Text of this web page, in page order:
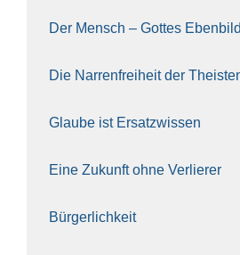
Der Mensch – Got­tes
Die Nar­ren­frei­heit der
Glau­be ist Ersatz­wis­sen
Eine Zukunft ohne Ver­lie­rer
Bür­ger­lich­keit